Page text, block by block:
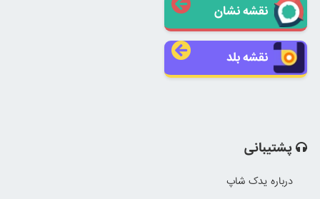
نقشه نشان
نقشه بلد
پشتیبانی
درباره یدک شاپ